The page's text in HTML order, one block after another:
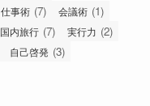
仕事術 (7) 会議術 (1)
国内旅行 (7) 実行力 (2)
自己啓発 (3)